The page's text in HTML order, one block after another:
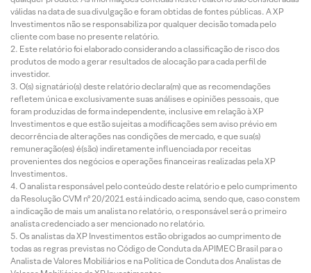
válidas na data de sua divulgação e foram obtidas de fontes públicas. A XP
Investimentos não se responsabiliza por qualquer decisão tomada pelo
cliente com base no presente relatório.
Este relatório foi elaborado considerando a classificação de risco dos
produtos de modo a gerar resultados de alocação para cada perfil de
investidor.
O(s) signatário(s) deste relatório declara(m) que as recomendações
refletem única e exclusivamente suas análises e opiniões pessoais, que
foram produzidas de forma independente, inclusive em relação à XP
Investimentos e que estão sujeitas a modificações sem aviso prévio em
decorrência de alterações nas condições de mercado, e que sua(s)
remuneração(es) é(são) indiretamente influenciada por receitas
provenientes dos negócios e operações financeiras realizadas pela XP
Investimentos.
O analista responsável pelo conteúdo deste relatório e pelo cumprimento
da Resolução CVM nº 20/2021 está indicado acima, sendo que, caso constem
a indicação de mais um analista no relatório, o responsável será o primeiro
analista credenciado a ser mencionado no relatório.
Os analistas da XP Investimentos estão obrigados ao cumprimento de
todas as regras previstas no Código de Conduta da APIMEC Brasil para o
Analista de Valores Mobiliários e na Política de Conduta dos Analistas de